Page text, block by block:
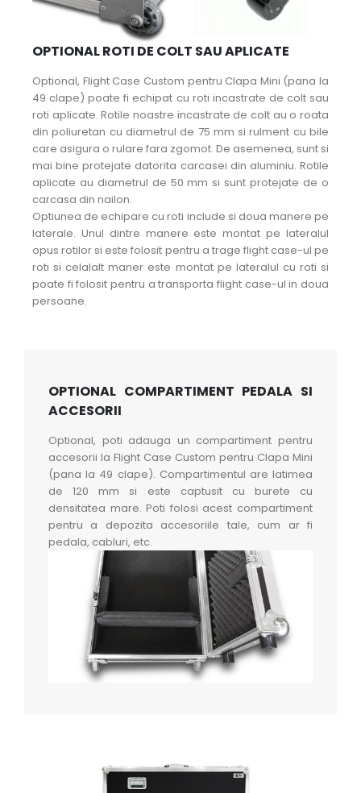
OPTIONAL ROTI DE COLT SAU APLICATE
Optional, Flight Case Custom pentru Clapa Mini (pana la
49 clape) poate fi echipat cu roti incastrate de colt sau
roti aplicate. Rotile noastre incastrate de colt au o roata
din poliuretan cu diametrul de 75 mm si rulment cu bile
care asigura o rulare fara zgomot. De asemenea, sunt si
mai bine protejate datorita carcasei din aluminiu. Rotile
aplicate au diametrul de 50 mm si sunt protejate de o
carcasa din nailon.
Optiunea de echipare cu roti include si doua manere pe
laterale. Unul dintre manere este montat pe lateralul
opus rotilor si este folosit pentru a trage flight case-ul pe
roti si celalalt maner este montat pe lateralul cu roti si
poate fi folosit pentru a transporta flight case-ul in doua
persoane.
OPTIONAL COMPARTIMENT PEDALA SI
ACCESORII
Optional, poti adauga un compartiment pentru
accesorii la Flight Case Custom pentru Clapa Mini
(pana la 49 clape). Compartimentul are latimea
de 120 mm si este captusit cu burete cu
densitatea mare. Poti folosi acest compartiment
pentru a depozita accesoriile tale, cum ar fi
pedala, cabluri, etc.